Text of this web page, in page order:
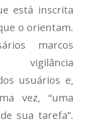
está inscrita
o orientam.
marcos
vigilância
usuários e,
vez, “uma
sua tarefa”.